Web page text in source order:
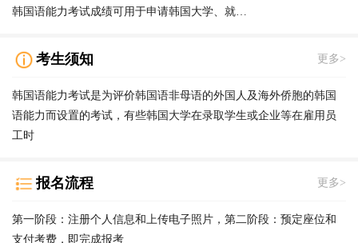
韩国语能力考试成绩可用于申请韩国大学、就…
考生须知 更多>
韩国语能力考试是为评价韩国语非母语的外国人及海外侨胞的韩国
语能力而设置的考试，有些韩国大学在录取学生或企业等在雇用员
工时
报名流程 更多>
第一阶段：注册个人信息和上传电子照片，第二阶段：预定座位和
支付考费，即完成报考